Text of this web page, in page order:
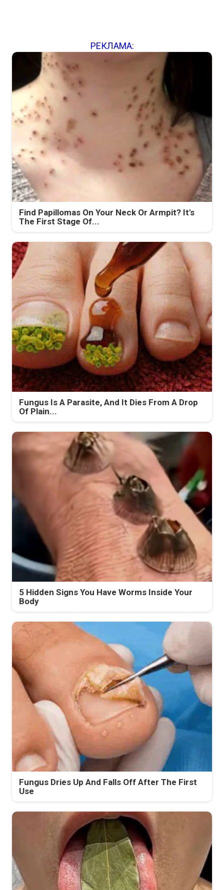
РЕКЛАМА:
Find Papillomas On Your Neck Or Armpit? It's
The First Stage Of...
Fungus Is A Parasite, And It Dies From A Drop
Of Plain...
5 Hidden Signs You Have Worms Inside Your
Body
Fungus Dries Up And Falls Off After The First
Use